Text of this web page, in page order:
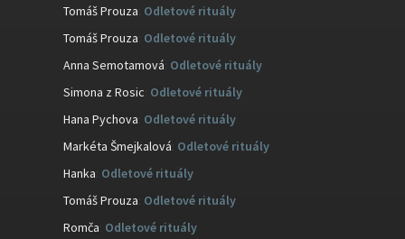
Tomáš Prouza Odletové rituály
Tomáš Prouza Odletové rituály
Anna Semotamová Odletové rituály
Simona z Rosic Odletové rituály
Hana Pychova Odletové rituály
Markéta Šmejkalová Odletové rituály
Hanka Odletové rituály
Tomáš Prouza Odletové rituály
Romča Odletové rituály